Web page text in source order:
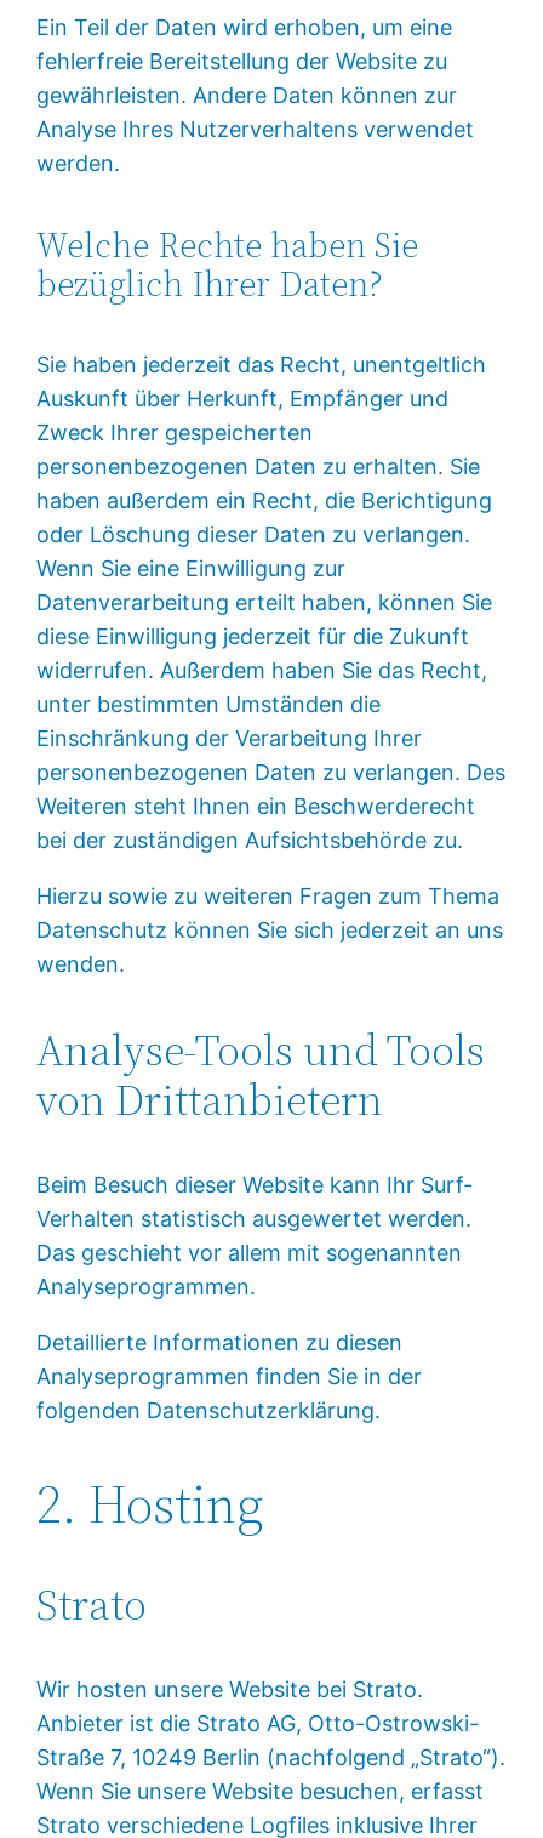
Ein Teil der Daten wird erhoben, um eine
fehlerfreie Bereitstellung der Website zu
gewährleisten. Andere Daten können zur
Analyse Ihres Nutzerverhaltens verwendet
werden.
Welche Rechte haben Sie
bezüglich Ihrer Daten?
Sie haben jederzeit das Recht, unentgeltlich
Auskunft über Herkunft, Empfänger und
Zweck Ihrer gespeicherten
personenbezogenen Daten zu erhalten. Sie
haben außerdem ein Recht, die Berichtigung
oder Löschung dieser Daten zu verlangen.
Wenn Sie eine Einwilligung zur
Datenverarbeitung erteilt haben, können Sie
diese Einwilligung jederzeit für die Zukunft
widerrufen. Außerdem haben Sie das Recht,
unter bestimmten Umständen die
Einschränkung der Verarbeitung Ihrer
personenbezogenen Daten zu verlangen. Des
Weiteren steht Ihnen ein Beschwerderecht
bei der zuständigen Aufsichtsbehörde zu.
Hierzu sowie zu weiteren Fragen zum Thema
Datenschutz können Sie sich jederzeit an uns
wenden.
Analyse-Tools und Tools
von Dritt­anbietern
Beim Besuch dieser Website kann Ihr Surf-
Verhalten statistisch ausgewertet werden.
Das geschieht vor allem mit sogenannten
Analyseprogrammen.
Detaillierte Informationen zu diesen
Analyseprogrammen finden Sie in der
folgenden Datenschutzerklärung.
2. Hosting
Strato
Wir hosten unsere Website bei Strato.
Anbieter ist die Strato AG, Otto-Ostrowski-
Straße 7, 10249 Berlin (nachfolgend „Strato“).
Wenn Sie unsere Website besuchen, erfasst
Strato verschiedene Logfiles inklusive Ihrer